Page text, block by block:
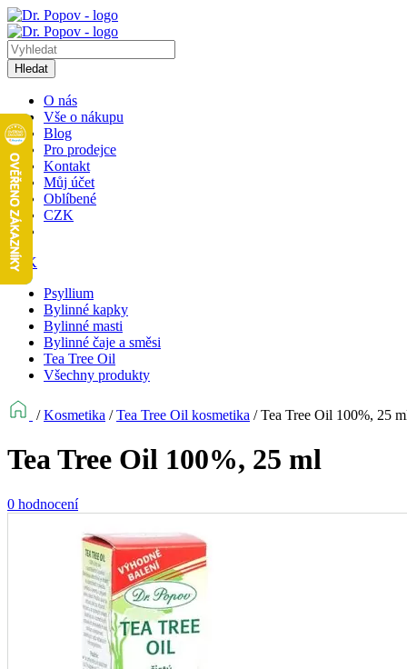
Hledat
O nás
Vše o nákupu
Blog
Pro prodejce
Kontakt
Můj účet
Oblíbené
CZK
CZK
Psyllium
Bylinné kapky
Bylinné masti
Bylinné čaje a směsi
Tea Tree Oil
Všechny produkty
/Kosmetika /Tea Tree Oil kosmetika /Tea Tree Oil 100%, 25
Tea Tree Oil 100%, 25 ml
0 hodnocení